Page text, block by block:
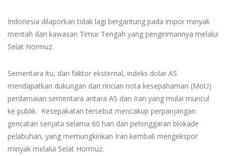
Indonesia dilaporkan tidak lagi bergantung pada impor minyak
mentah dari kawasan Timur Tengah yang pengirimannya melalui
Selat Hormuz.
Sementara itu, dari faktor eksternal, indeks dolar AS
mendapatkan dukungan dari rincian nota kesepahaman (MoU)
perdamaian sementara antara AS dan Iran yang mulai muncul
ke publik. Kesepakatan tersebut mencakup perpanjangan
gencatan senjata selama 60 hari dan pelonggaran blokade
pelabuhan, yang memungkinkan Iran kembali mengekspor
minyak melalui Selat Hormuz.